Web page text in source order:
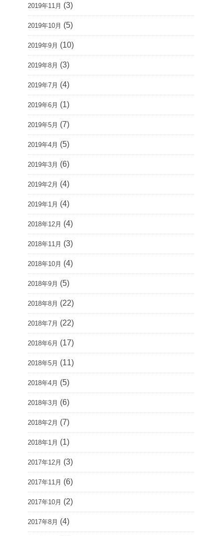
2019年11月 (3)
2019年10月 (5)
2019年9月 (10)
2019年8月 (3)
2019年7月 (4)
2019年6月 (1)
2019年5月 (7)
2019年4月 (5)
2019年3月 (6)
2019年2月 (4)
2019年1月 (4)
2018年12月 (4)
2018年11月 (3)
2018年10月 (4)
2018年9月 (5)
2018年8月 (22)
2018年7月 (22)
2018年6月 (17)
2018年5月 (11)
2018年4月 (5)
2018年3月 (6)
2018年2月 (7)
2018年1月 (1)
2017年12月 (3)
2017年11月 (6)
2017年10月 (2)
2017年8月 (4)